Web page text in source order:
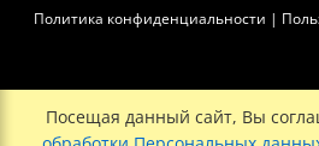
Политика конфиденциальности |
Посещая данный сайт, Вы